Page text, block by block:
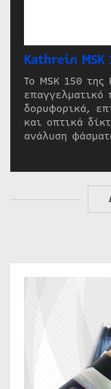
Kathrein MSK
Το MSK 150
επαγγελματικό
δορυφορικά,
και οπτικά
ανάλυση